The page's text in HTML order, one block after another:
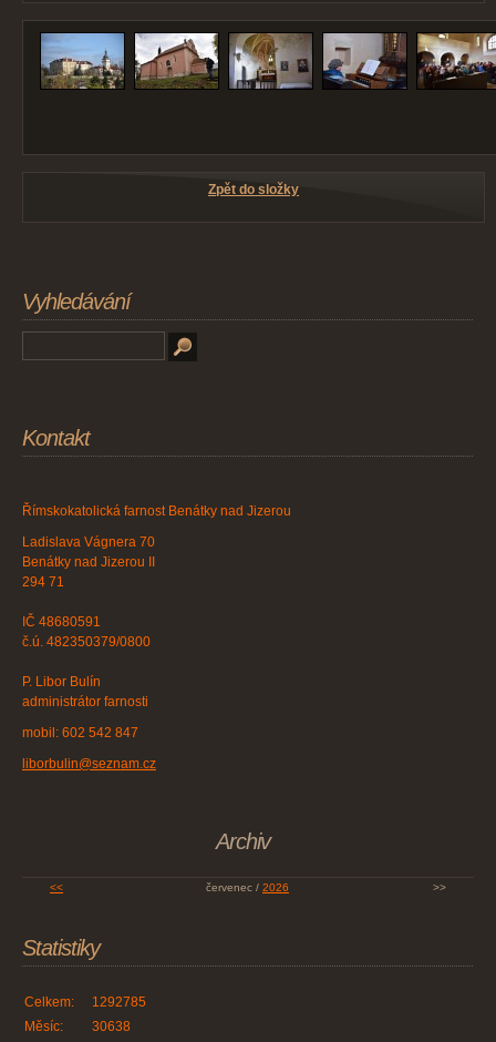
Zpět do složky
Vyhledávání
Kontakt
Římskokatolická farnost Benátky nad Jizerou
Ladislava Vágnera 70
Benátky nad Jizerou II
294 71
IČ 48680591
č.ú. 482350379/0800
P. Libor Bulín
administrátor farnosti
mobil: 602 542 847
liborbulin@seznam.cz
Archiv
<< červenec / 2026 >>
Statistiky
Celkem:
1292785
Měsíc:
30638